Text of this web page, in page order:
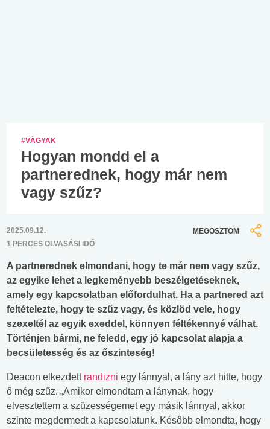
#VÁGYAK
Hogyan mondd el a
partnerednek, hogy már nem
vagy szűz?
2025.09.12.
1 PERCES OLVASÁSI IDŐ
MEGOSZTOM
A partnerednek elmondani, hogy te már nem vagy szűz,
az egyike lehet a legkeményebb beszélgetéseknek,
amely egy kapcsolatban előfordulhat. Ha a partnered azt
feltételezte, hogy te szűz vagy, és közlöd vele, hogy
szexeltél az egyik exeddel, könnyen féltékennyé válhat.
Történjen bármi, ne feledd, egy jó kapcsolat alapja a
becsületesség és az őszinteség!
Deacon elkezdett randizni egy lánnyal, a lány azt hitte, hogy
ő még szűz. „Amikor elmondtam a lánynak, hogy
elvesztettem a szüzességemet egy másik lánnyal, akkor
szinte megdermedt a kapcsolatunk. Később elmondta, hogy